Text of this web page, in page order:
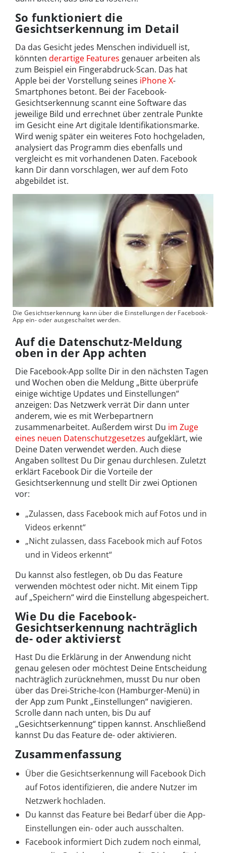
So funktioniert die
Gesichtserkennung im Detail
Da das Gesicht jedes Menschen individuell ist,
könnten derartige Features genauer arbeiten als
zum Beispiel ein Fingerabdruck-Scan. Das hat
Apple bei der Vorstellung seines iPhone X-
Smartphones betont. Bei der Facebook-
Gesichtserkennung scannt eine Software das
jeweilige Bild und errechnet über zentrale Punkte
im Gesicht eine Art digitale Identifikationsmarke.
Wird wenig später ein weiteres Foto hochgeladen,
analysiert das Programm dies ebenfalls und
vergleicht es mit vorhandenen Daten. Facebook
kann Dir dann vorschlagen, wer auf dem Foto
abgebildet ist.
Die Gesichtserkennung kann über die Einstellungen der Facebook-
App ein- oder ausgeschaltet werden.
Auf die Datenschutz-Meldung
oben in der App achten
Die Facebook-App sollte Dir in den nächsten Tagen
und Wochen oben die Meldung „Bitte überprüfe
einige wichtige Updates und Einstellungen“
anzeigen: Das Netzwerk verrät Dir dann unter
anderem, wie es mit Werbepartnern
zusammenarbeitet. Außerdem wirst Du im Zuge
eines neuen Datenschutzgesetzes aufgeklärt, wie
Deine Daten verwendet werden. Auch diese
Angaben solltest Du Dir genau durchlesen. Zuletzt
erklärt Facebook Dir die Vorteile der
Gesichtserkennung und stellt Dir zwei Optionen
vor:
„Zulassen, dass Facebook mich auf Fotos und in
Videos erkennt“
„Nicht zulassen, dass Facebook mich auf Fotos
und in Videos erkennt“
Du kannst also festlegen, ob Du das Feature
verwenden möchtest oder nicht. Mit einem Tipp
auf „Speichern“ wird die Einstellung abgespeichert.
Wie Du die Facebook-
Gesichtserkennung nachträglich
de- oder aktivierst
Hast Du die Erklärung in der Anwendung nicht
genau gelesen oder möchtest Deine Entscheidung
nachträglich zurücknehmen, musst Du nur oben
über das Drei-Striche-Icon (Hamburger-Menü) in
der App zum Punkt „Einstellungen“ navigieren.
Scrolle dann nach unten, bis Du auf
„Gesichtserkennung“ tippen kannst. Anschließend
kannst Du das Feature de- oder aktivieren.
Zusammenfassung
Über die Gesichtserkennung will Facebook Dich
auf Fotos identifizieren, die andere Nutzer im
Netzwerk hochladen.
Du kannst das Feature bei Bedarf über die App-
Einstellungen ein- oder auch ausschalten.
Facebook informiert Dich zudem noch einmal,